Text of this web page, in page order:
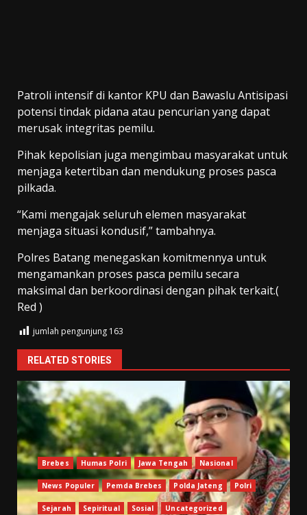
Patroli intensif di kantor KPU dan Bawaslu Antisipasi
potensi tindak pidana atau pencurian yang dapat
merusak integritas pemilu.
Pihak kepolisian juga mengimbau masyarakat untuk
menjaga ketertiban dan mendukung proses pasca
pilkada.
“Kami mengajak seluruh elemen masyarakat
menjaga situasi kondusif,” tambahnya.
Polres Batang menegaskan komitmennya untuk
mengamankan proses pasca pemilu secara
maksimal dan berkoordinasi dengan pihak terkait.(
Red )
jumlah pengunjung 163
RELATED STORIES
Brebes Humas Polri Jawa Tengah Nasional
News Populer Pemda Brebes Polda Jateng Polri
Sejarah Sepiritual Sosial Uncategorized